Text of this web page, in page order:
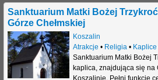
ś
t
u
t
t
o
n
Sanktuarium Matki Bożej
Górze Chełmskiej
Koszalin
Atrakcje • Religia • Kaplice
Sanktuarium Matki Bożej
kaplica, znajdująca się na
Koszalinie. Pełni funkcję